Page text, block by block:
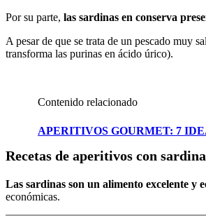
Por su parte, las sardinas en conserva
A pesar de que se trata de un pescado muy
transforma las purinas en ácido úrico).
Contenido relacionado
APERITIVOS GOURMET: 7
Recetas de aperitivos con
Las sardinas son un alimento excelente y
económicas.